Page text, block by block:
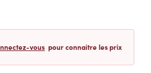
vous pour connaitre les prix